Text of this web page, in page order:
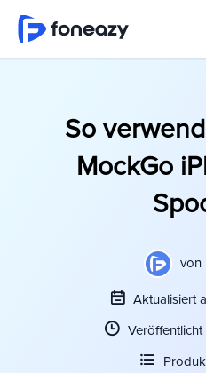
So
MockGo
von
Aktualisiert
Veröffentlicht